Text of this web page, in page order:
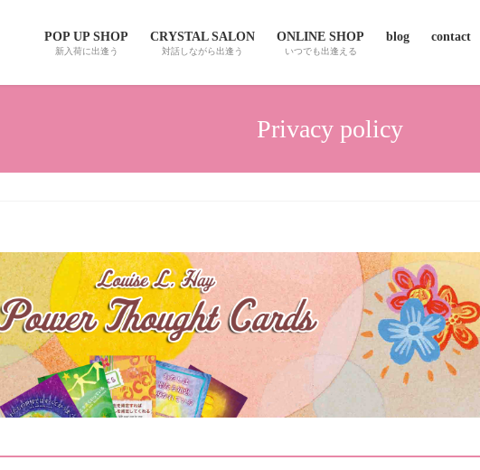
POP UP SHOP
新入荷に出逢う
CRYSTAL SALON
対話しながら出逢う
ONLINE SHOP
いつでも出逢える
blog contact
Privacy policy